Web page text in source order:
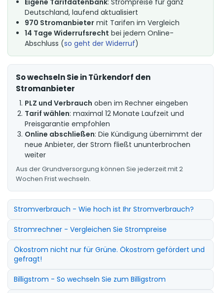
Deutschland, laufend aktualisiert
970 Stromanbieter mit Tarifen im Vergleich
14 Tage Widerrufsrecht bei jedem Online-
Abschluss (so geht der Widerruf)
So wechseln Sie in Türkendorf den
Stromanbieter
PLZ und Verbrauch oben im Rechner eingeben
Tarif wählen: maximal 12 Monate Laufzeit und
Preisgarantie empfohlen
Online abschließen: Die Kündigung übernimmt der
neue Anbieter, der Strom fließt ununterbrochen
weiter
Aus der Grundversorgung können Sie jederzeit mit 2
Wochen Frist wechseln.
Stromverbrauch - Wie hoch ist Ihr Stromverbrauch?
Stromrechner - Vergleichen Sie Strompreise
Ökostrom nicht nur für Grüne. Ökostrom gefördert und
gefragt!
Billigstrom - So wechseln Sie zum Billigstrom